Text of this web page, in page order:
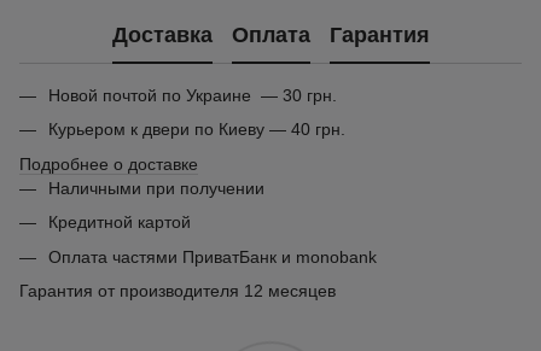
Доставка Оплата Гарантия
Новой почтой по Украине — 30 грн.
Курьером к двери по Киеву — 40 грн.
Подробнее о доставке
Наличными при получении
Кредитной картой
Оплата частями ПриватБанк и monobank
Гарантия от производителя 12 месяцев